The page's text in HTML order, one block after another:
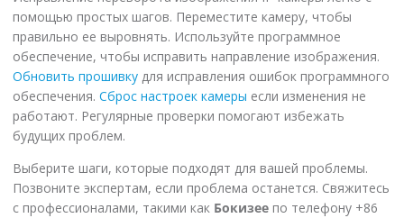
помощью простых шагов. Переместите камеру, чтобы
правильно ее выровнять. Используйте программное
обеспечение, чтобы исправить направление изображения.
Обновить прошивку для исправления ошибок программного
обеспечения. Сброс настроек камеры если изменения не
работают. Регулярные проверки помогают избежать
будущих проблем.
Выберите шаги, которые подходят для вашей проблемы.
Позвоните экспертам, если проблема останется. Свяжитесь
с профессионалами, такими как Бокизее по телефону +86